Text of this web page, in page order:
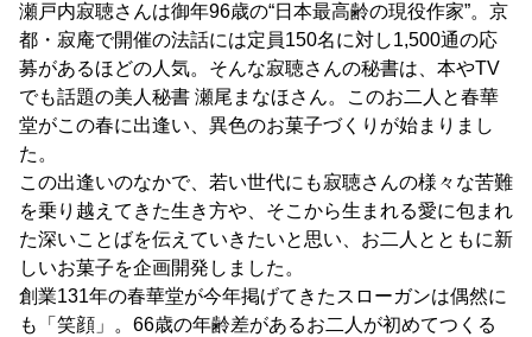
瀬戸内寂聴さんは御年96歳の“日本最高齢の現役作家”。京
都・寂庵で開催の法話には定員150名に対し1,500通の応
募があるほどの人気。そんな寂聴さんの秘書は、本やTV
でも話題の美人秘書 瀬尾まなほさん。このお二人と春華
堂がこの春に出逢い、異色のお菓子づくりが始まりまし
た。
この出逢いのなかで、若い世代にも寂聴さんの様々な苦難
を乗り越えてきた生き方や、そこから生まれる愛に包まれ
た深いことばを伝えていきたいと思い、お二人とともに新
しいお菓子を企画開発しました。
創業131年の春華堂が今年掲げてきたスローガンは偶然に
も「笑顔」。66歳の年齢差があるお二人が初めてつくる